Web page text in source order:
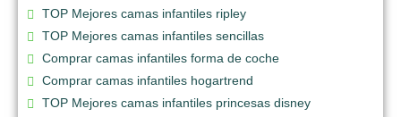
TOP Mejores camas infantiles ripley
TOP Mejores camas infantiles sencillas
Comprar camas infantiles forma de coche
Comprar camas infantiles hogartrend
TOP Mejores camas infantiles princesas disney